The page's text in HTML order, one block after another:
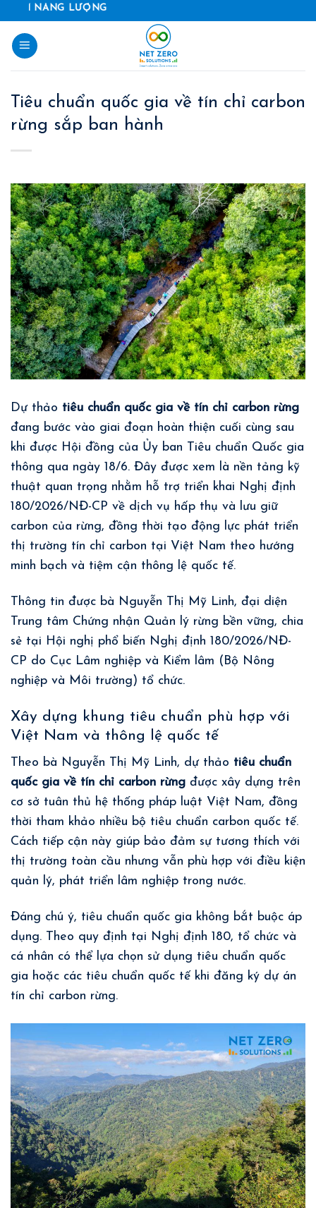
content
LƯỢNG
Tiêu chuẩn quốc gia về tín chỉ carbon
rừng sắp ban hành
Dự thảo tiêu chuẩn quốc gia về tín chỉ carbon rừng
đang bước vào giai đoạn hoàn thiện cuối cùng sau
khi được Hội đồng của Ủy ban Tiêu chuẩn Quốc gia
thông qua ngày 18/6. Đây được xem là nền tảng kỹ
thuật quan trọng nhằm hỗ trợ triển khai Nghị định
180/2026/NĐ-CP về dịch vụ hấp thụ và lưu giữ
carbon của rừng, đồng thời tạo động lực phát triển
thị trường tín chỉ carbon tại Việt Nam theo hướng
minh bạch và tiệm cận thông lệ quốc tế.
Thông tin được bà Nguyễn Thị Mỹ Linh, đại diện
Trung tâm Chứng nhận Quản lý rừng bền vững, chia
sẻ tại Hội nghị phổ biến Nghị định 180/2026/NĐ-
CP do Cục Lâm nghiệp và Kiểm lâm (Bộ Nông
nghiệp và Môi trường) tổ chức.
Xây dựng khung tiêu chuẩn phù hợp với
Việt Nam và thông lệ quốc tế
Theo bà Nguyễn Thị Mỹ Linh, dự thảo tiêu chuẩn
quốc gia về tín chỉ carbon rừng được xây dựng trên
cơ sở tuân thủ hệ thống pháp luật Việt Nam, đồng
thời tham khảo nhiều bộ tiêu chuẩn carbon quốc tế.
Cách tiếp cận này giúp bảo đảm sự tương thích với
thị trường toàn cầu nhưng vẫn phù hợp với điều kiện
quản lý, phát triển lâm nghiệp trong nước.
Đáng chú ý, tiêu chuẩn quốc gia không bắt buộc áp
dụng. Theo quy định tại Nghị định 180, tổ chức và
cá nhân có thể lựa chọn sử dụng tiêu chuẩn quốc
gia hoặc các tiêu chuẩn quốc tế khi đăng ký dự án
tín chỉ carbon rừng.